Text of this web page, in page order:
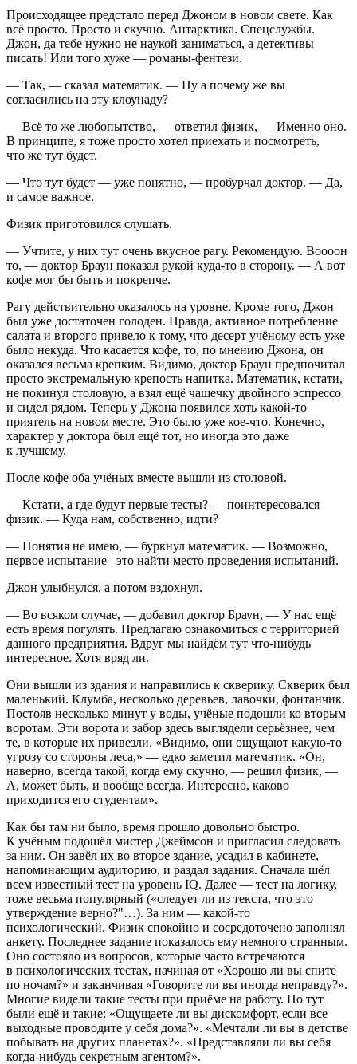
Происходящее предстало перед Джоном в новом свете. Как
всё просто. Просто и скучно. Антарктика. Спецслужбы.
Джон, да тебе нужно не наукой заниматься, а детективы
писать! Или того хуже — романы-фентези.
— Так, — сказал математик. — Ну а почему же вы
согласились на эту клоунаду?
— Всё то же любопытство, — ответил физик, — Именно оно.
В принципе, я тоже просто хотел приехать и посмотреть,
что же тут будет.
— Что тут будет — уже понятно, — пробурчал доктор. — Да,
и самое важное.
Физик приготовился слушать.
— Учтите, у них тут очень вкусное рагу. Рекомендую. Воооон
то, — доктор Браун показал рукой куда-то в сторону. — А вот
кофе мог бы быть и покрепче.
Рагу действительно оказалось на уровне. Кроме того, Джон
был уже достаточен голоден. Правда, активное потребление
салата и второго привело к тому, что десерт учёному есть уже
было некуда. Что касается кофе, то, по мнению Джона, он
оказался весьма крепким. Видимо, доктор Браун предпочитал
просто экстремальную крепость напитка. Математик, кстати,
не покинул столовую, а взял ещё чашечку двойного эспрессо
и сидел рядом. Теперь у Джона появился хоть какой-то
приятель на новом месте. Это было уже кое-что. Конечно,
характер у доктора был ещё тот, но иногда это даже
к лучшему.
После кофе оба учёных вместе вышли из столовой.
— Кстати, а где будут первые тесты? — поинтересовался
физик. — Куда нам, собственно, идти?
— Понятия не имею, — буркнул математик. — Возможно,
первое испытание– это найти место проведения испытаний.
Джон улыбнулся, а потом вздохнул.
— Во всяком случае, — добавил доктор Браун, — У нас ещё
есть время погулять. Предлагаю ознакомиться с территорией
данного предприятия. Вдруг мы найдём тут что-нибудь
интересное. Хотя вряд ли.
Они вышли из здания и направились к скверику. Скверик был
маленький. Клумба, несколько деревьев, лавочки, фонтанчик.
Постояв несколько минут у воды, учёные подошли ко вторым
воротам. Эти ворота и забор здесь выглядели серьёзнее, чем
те, в которые их привезли. «Видимо, они ощущают какую-то
угрозу со стороны леса,» — едко заметил математик. «Он,
наверно, всегда такой, когда ему скучно, — решил физик, —
А, может быть, и вообще всегда. Интересно, каково
приходится его студентам».
Как бы там ни было, время прошло довольно быстро.
К учёным подошёл мистер Джеймсон и пригласил следовать
за ним. Он завёл их во второе здание, усадил в кабинете,
напоминающим аудиторию, и раздал задания. Сначала шёл
всем известный тест на уровень IQ. Далее — тест на логику,
тоже весьма популярный («следует ли из текста, что это
утверждение верно?"…). За ним — какой-то
психологический. Физик спокойно и сосредоточено заполнял
анкету. Последнее задание показалось ему немного странным.
Оно состояло из вопросов, которые часто встречаются
в психологических тестах, начиная от «Хорошо ли вы спите
по ночам?» и заканчивая «Говорите ли вы иногда неправду?».
Многие видели такие тесты при приёме на работу. Но тут
были ещё и такие: «Ощущаете ли вы дискомфорт, если все
выходные проводите у себя дома?». «Мечтали ли вы в детстве
побывать на других планетах?». «Представляли ли вы себя
когда-нибудь секретным агентом?».